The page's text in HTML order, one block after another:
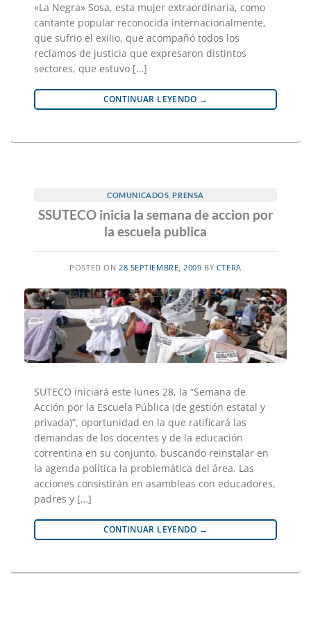
«La Negra» Sosa, esta mujer extraordinaria, como
cantante popular reconocida internacionalmente,
que sufrio el exilio, que acompañó todos los
reclamos de justicia que expresaron distintos
sectores, que estuvo […]
CONTINUAR LEYENDO →
COMUNICADOS ,PRENSA
SSUTECO inicia la semana de accion por
la escuela publica
POSTED ON 28 SEPTIEMBRE, 2009 BY CTERA
SUTECO iniciará este lunes 28, la “Semana de
Acción por la Escuela Pública (de gestión estatal y
privada)”, oportunidad en la que ratificará las
demandas de los docentes y de la educación
correntina en su conjunto, buscando reinstalar en
la agenda política la problemática del área. Las
acciones consistirán en asambleas con educadores,
padres y […]
CONTINUAR LEYENDO →